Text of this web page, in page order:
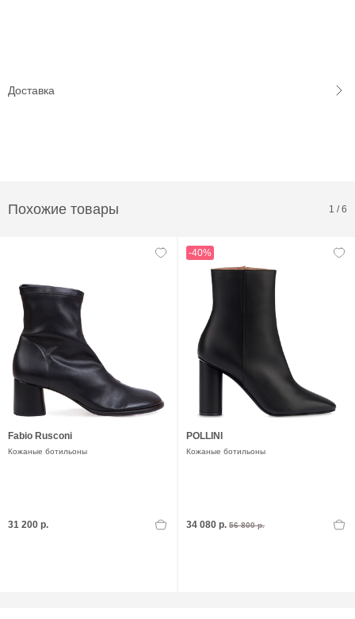
Доставка
Похожие товары 1 /6
Fabio Rusconi
Кожаные ботильоны
31 200 р.
-40%
POLLINI
Кожаные ботильоны
34 080 р. 56 800 р.